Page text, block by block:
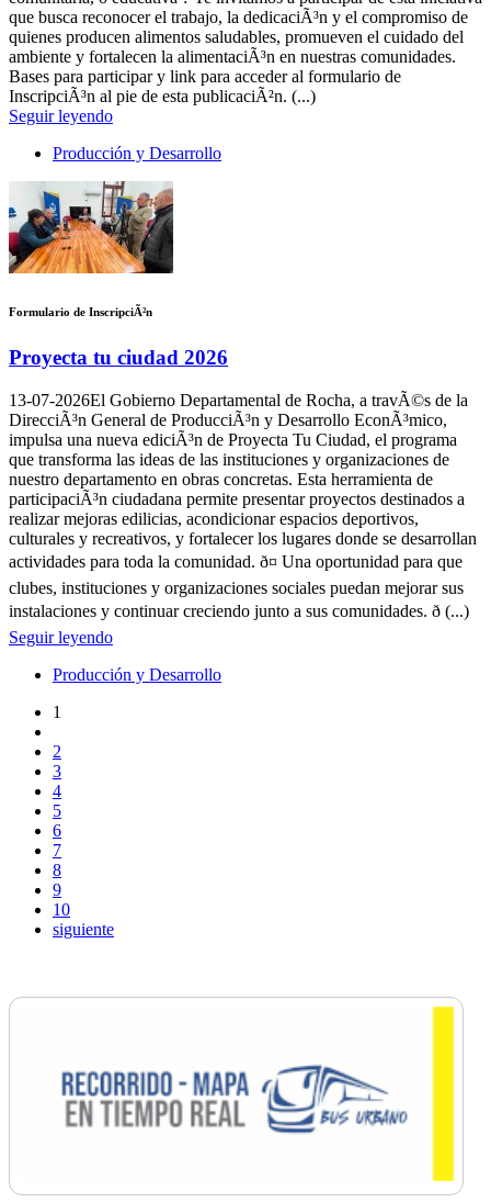
que busca reconocer el trabajo, la dedicaciÃ³n y el compromiso de
quienes producen alimentos saludables, promueven el cuidado del
ambiente y fortalecen la alimentaciÃ³n en nuestras comunidades.
Bases para participar y link para acceder al formulario de
InscripciÃ³n al pie de esta publicaciÃ²n. (...)
Seguir leyendo
Producción y Desarrollo
Formulario de InscripciÃ²n
Proyecta tu ciudad 2026
13-07-2026El Gobierno Departamental de Rocha, a travÃ©s de la
DirecciÃ³n General de ProducciÃ³n y Desarrollo EconÃ³mico,
impulsa una nueva ediciÃ³n de Proyecta Tu Ciudad, el programa
que transforma las ideas de las instituciones y organizaciones de
nuestro departamento en obras concretas. Esta herramienta de
participaciÃ³n ciudadana permite presentar proyectos destinados a
realizar mejoras edilicias, acondicionar espacios deportivos,
culturales y recreativos, y fortalecer los lugares donde se desarrollan
actividades para toda la comunidad. ð¤ Una oportunidad para que
clubes, instituciones y organizaciones sociales puedan mejorar sus
instalaciones y continuar creciendo junto a sus comunidades. ð (...)
Seguir leyendo
Producción y Desarrollo
1
2
3
4
5
6
7
8
9
10
siguiente